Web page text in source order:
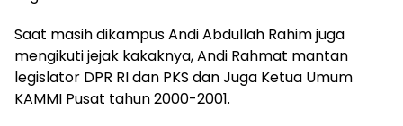
Saat masih dikampus Andi Abdullah Rahim juga
mengikuti jejak kakaknya, Andi Rahmat mantan
legislator DPR RI dan PKS dan Juga Ketua Umum
KAMMI Pusat tahun 2000-2001.